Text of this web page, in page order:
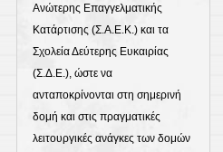
Ανώτερης Επαγγελματικής
Κατάρτισης (Σ.Α.Ε.Κ.) και τα
Σχολεία Δεύτερης Ευκαιρίας
(Σ.Δ.Ε.), ώστε να
ανταποκρίνονται στη σημερινή
δομή και στις πραγματικές
λειτουργικές ανάγκες των δομών